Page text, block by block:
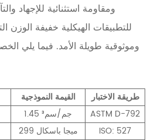
ومقاومة استثنائية للإجهاد
للتطبيقات الهيكلية خفيفة الوزن
وموثوقية طويلة الأمد. فيما يلي
القيمة النموذجية
طريقة الاختبار
1.45 جم/سم³
ASTM D-792
299 ميجا باسكال
ISO: 527